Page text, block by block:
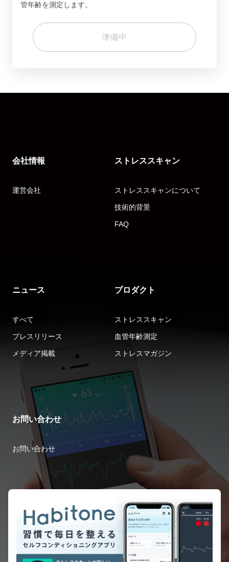
管年齢を測定します。
準備中
会社情報
運営会社
ストレススキャン
ストレススキャンについて
技術的背景
FAQ
ニュース
すべて
プレスリリース
メディア掲載
プロダクト
ストレススキャン
血管年齢測定
ストレスマガジン
お問い合わせ
お問い合わせ